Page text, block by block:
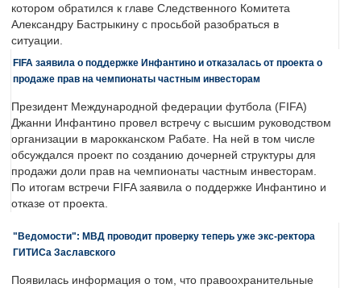
котором обратился к главе Следственного Комитета
Александру Бастрыкину с просьбой разобраться в
ситуации.
FIFA заявила о поддержке Инфантино и отказалась от проекта о
продаже прав на чемпионаты частным инвесторам
Президент Международной федерации футбола (FIFA)
Джанни Инфантино провел встречу с высшим руководством
организации в марокканском Рабате. На ней в том числе
обсуждался проект по созданию дочерней структуры для
продажи доли прав на чемпионаты частным инвесторам.
По итогам встречи FIFA заявила о поддержке Инфантино и
отказе от проекта.
"Ведомости": МВД проводит проверку теперь уже экс-ректора
ГИТИСа Заславского
Появилась информация о том, что правоохранительные